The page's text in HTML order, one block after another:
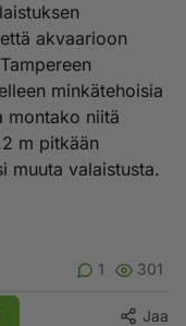
akvaarioon
minkätehoisia
montako niitä
m pitkään
muuta valaistusta.
1 301
Jaa